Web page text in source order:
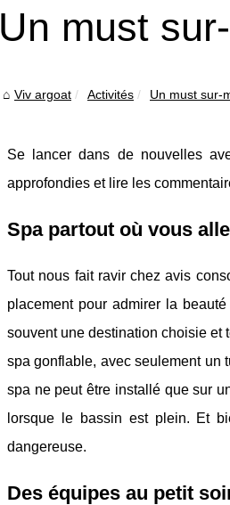
Un must
Viv argoat Activités Un must sur-
Se lancer dans de nouvelles
approfondies et lire les
Spa partout où vous
Tout nous fait ravir chez avis
placement pour admirer la
souvent une destination choisie et
spa gonflable, avec seulement un
spa ne peut être installé que sur
lorsque le bassin est plein. Et
dangereuse.
Des équipes au petit